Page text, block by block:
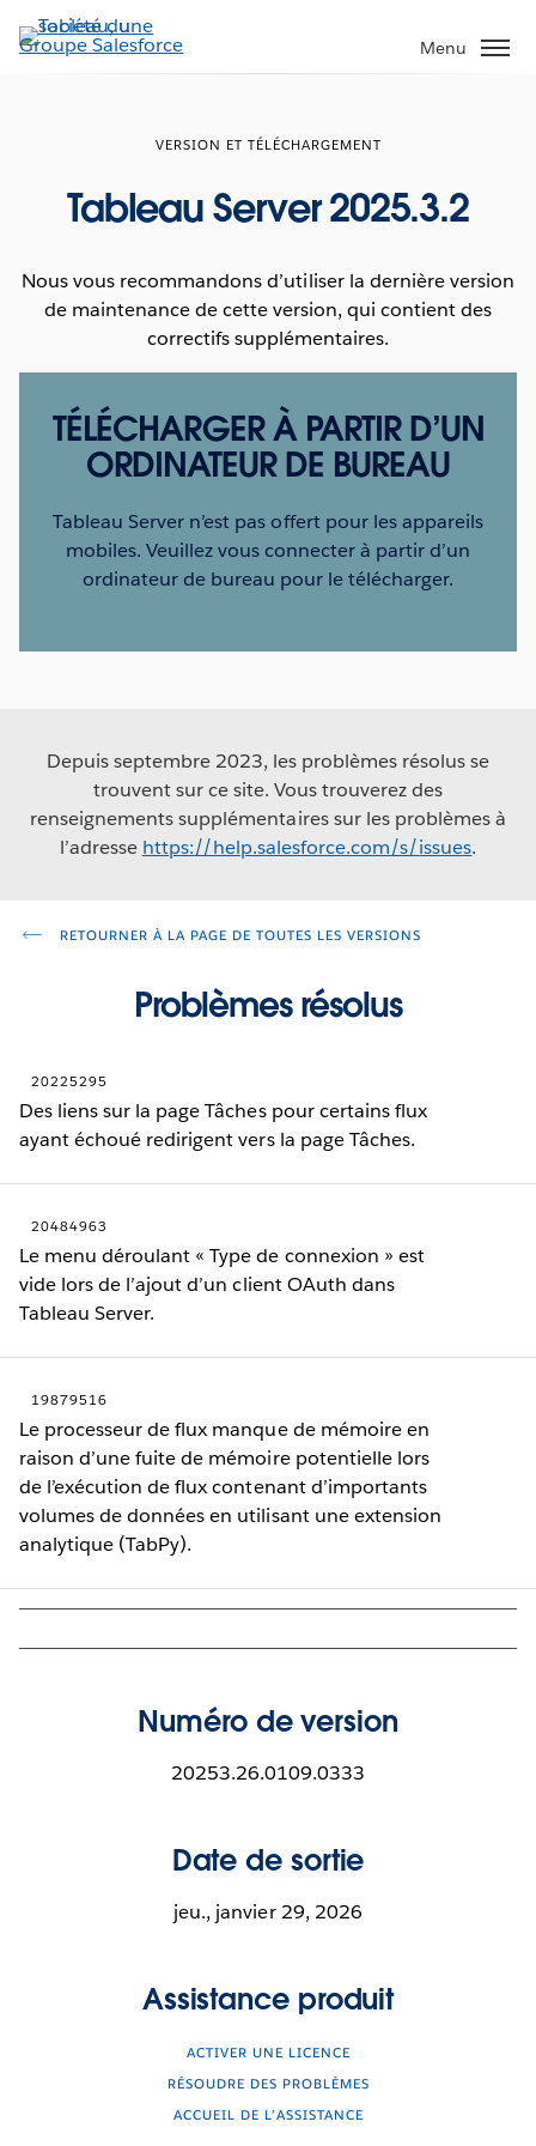
Aller
au
Menu
VERSION ET TÉLÉCHARGEMENT
Tableau Server 2025.3.2
Nous vous recommandons d’utiliser la dernière version
de maintenance de cette version, qui contient des
correctifs supplémentaires.
TÉLÉCHARGER À PARTIR D’UN
ORDINATEUR DE BUREAU
Tableau Server n’est pas offert pour les appareils
mobiles. Veuillez vous connecter à partir d’un
ordinateur de bureau pour le télécharger.
Depuis septembre 2023, les problèmes résolus se
trouvent sur ce site. Vous trouverez des
renseignements supplémentaires sur les problèmes à
l’adresse https://help.salesforce.com/s/issues.
RETOURNER À LA PAGE DE TOUTES LES VERSIONS
Problèmes résolus
20225295
Des liens sur la page Tâches pour certains flux
ayant échoué redirigent vers la page Tâches.
20484963
Le menu déroulant « Type de connexion » est
vide lors de l’ajout d’un client OAuth dans
Tableau Server.
19879516
Le processeur de flux manque de mémoire en
raison d’une fuite de mémoire potentielle lors
de l’exécution de flux contenant d’importants
volumes de données en utilisant une extension
analytique (TabPy).
Numéro de version
20253.26.0109.0333
Date de sortie
jeu., janvier 29, 2026
Assistance produit
ACTIVER UNE LICENCE
RÉSOUDRE DES PROBLÈMES
ACCUEIL DE L’ASSISTANCE